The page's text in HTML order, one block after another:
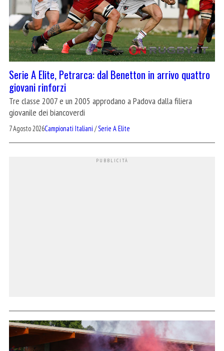
Serie A Elite, Petrarca: dal Benetton in arrivo quattro
giovani rinforzi
Tre classe 2007 e un 2005 approdano a Padova dalla filiera
giovanile dei biancoverdi
7 Agosto 2026Campionati Italiani /Serie A Elite